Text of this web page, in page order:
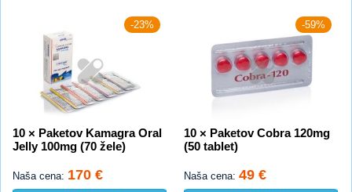
-23%
10 × Paketov Kamagra Oral
Jelly 100mg (70 žele)
Naša cena: 170 €
-59%
10 × Paketov Cobra 120mg
(50 tablet)
Naša cena: 49 €